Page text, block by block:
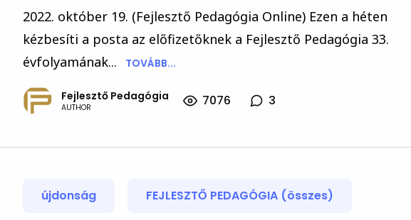
2022. október 19. (Fejlesztő Pedagógia Online) Ezen a héten
kézbesíti a posta az előfizetőknek a Fejlesztő Pedagógia 33.
évfolyamának...
TOVÁBB...
Fejlesztő Pedagógia
AUTHOR 7076 3
újdonság FEJLESZTŐ PEDAGÓGIA (összes)